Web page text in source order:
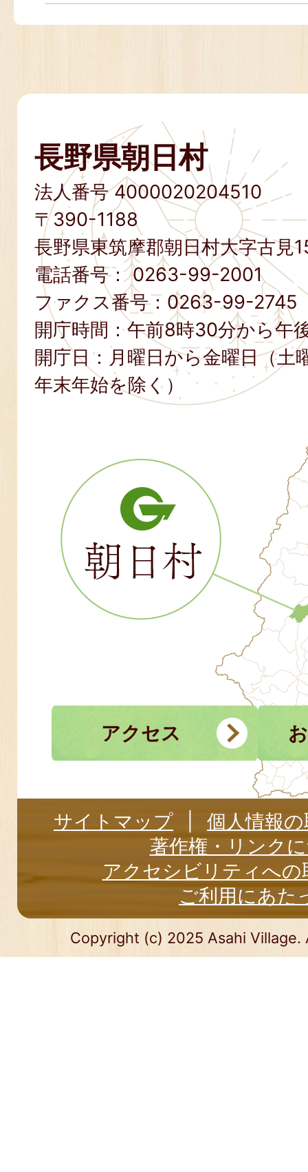
長野県朝日村
法人番号 4000020204510
〒390-1188
長野県東筑摩郡朝日村大字古見
電話番号：0263-99-2001
ファクス番号： 0263-99-2745
開庁時間：午前8時30分から午
開庁日：月曜日から金曜日（土
年末年始を除く）
アクセス
サイトマップ
個人情報
著作権・リンク
アクセシビリティへの
ご利用にあた
Copyright (c) 2025 Asahi Village.